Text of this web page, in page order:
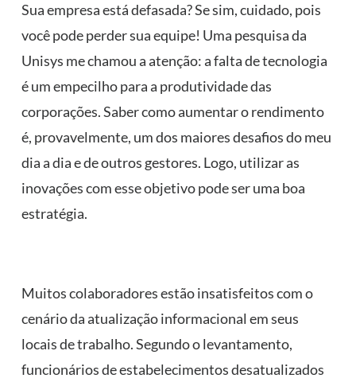
Sua empresa está defasada? Se sim, cuidado, pois
você pode perder sua equipe! Uma pesquisa da
Unisys me chamou a atenção: a falta de tecnologia
é um empecilho para a produtividade das
corporações. Saber como aumentar o rendimento
é, provavelmente, um dos maiores desafios do meu
dia a dia e de outros gestores. Logo, utilizar as
inovações com esse objetivo pode ser uma boa
estratégia.
Muitos colaboradores estão insatisfeitos com o
cenário da atualização informacional em seus
locais de trabalho. Segundo o levantamento,
funcionários de estabelecimentos desatualizados